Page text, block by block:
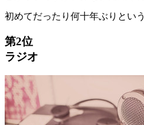
初めてだったり何十年ぶりとい
第2位
ラジオ